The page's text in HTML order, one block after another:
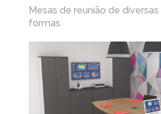
Mesas de reunião de
formas.